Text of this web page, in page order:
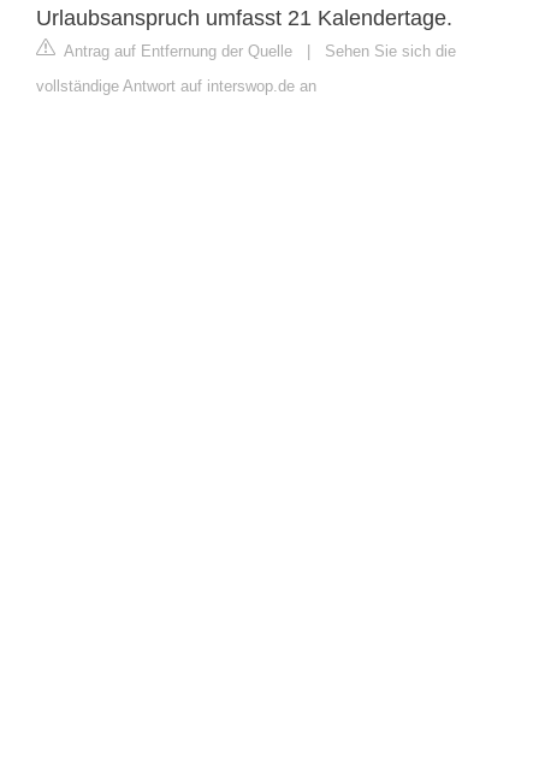
Urlaubsanspruch umfasst 21 Kalendertage.
Antrag auf Entfernung der Quelle | Sehen Sie sich die
vollständige Antwort auf interswop.de an